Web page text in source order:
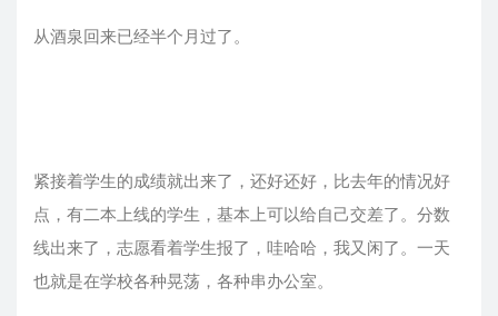
从酒泉回来已经半个月过了。
紧接着学生的成绩就出来了，还好还好，比去年的情况好
点，有二本上线的学生，基本上可以给自己交差了。分数
线出来了，志愿看着学生报了，哇哈哈，我又闲了。一天
也就是在学校各种晃荡，各种串办公室。